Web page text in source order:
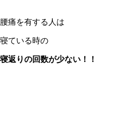
腰痛を有する人は
寝ている時の
寝返りの回数が少ない！！